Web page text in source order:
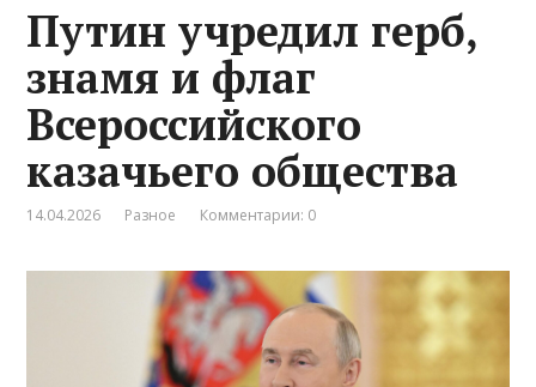
Путин учредил герб,
знамя и флаг
Всероссийского
казачьего общества
14.04.2026 Разное Комментарии: 0